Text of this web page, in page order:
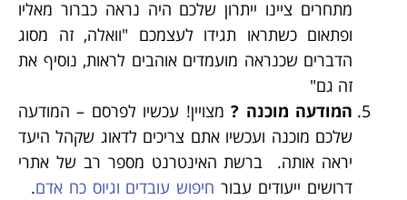
מתחרים ציינו ייתרון שלכם היה נראה כברור מאליו
ופתאום כשתראו תגידו לעצמכם "וואלה, זה מסוג
הדברים שכנראה מועמדים אוהבים לראות, נוסיף את
זה גם"
המודעה מוכנה ?מצויין! עכשיו לפרסם – המודעה
שלכם מוכנה ועכשיו אתם צריכים לדאוג שקהל היעד
יראה אותה. ברשת האינטרנט מספר רב של אתרי
דרושים ייעודים עבור חיפוש עובדים וגיוס כח אדם.